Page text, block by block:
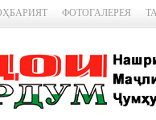
ФОТОГАЛЕРЕЯ